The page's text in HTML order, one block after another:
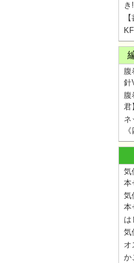
き!
腹
針
腹
君
ネ
気
本
気
本
は
気
オ
か